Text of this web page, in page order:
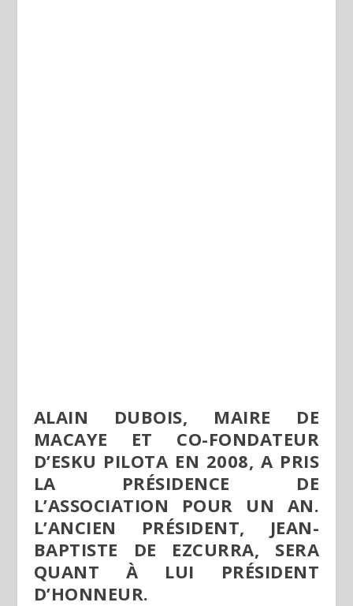
ALAIN DUBOIS, MAIRE DE
MACAYE ET CO-FONDATEUR
D’ESKU PILOTA EN 2008, A PRIS
LA PRÉSIDENCE DE
L’ASSOCIATION POUR UN AN.
L’ANCIEN PRÉSIDENT, JEAN-
BAPTISTE DE EZCURRA, SERA
QUANT À LUI PRÉSIDENT
D’HONNEUR.